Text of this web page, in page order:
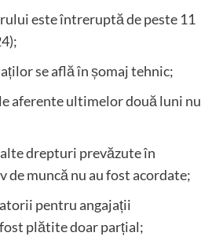
este întreruptă de peste 11
se află în șomaj tehnic;
aferente ultimelor două luni nu
drepturi prevăzute în
de muncă nu au fost acordate;
pentru angajații
plătite doar parțial;